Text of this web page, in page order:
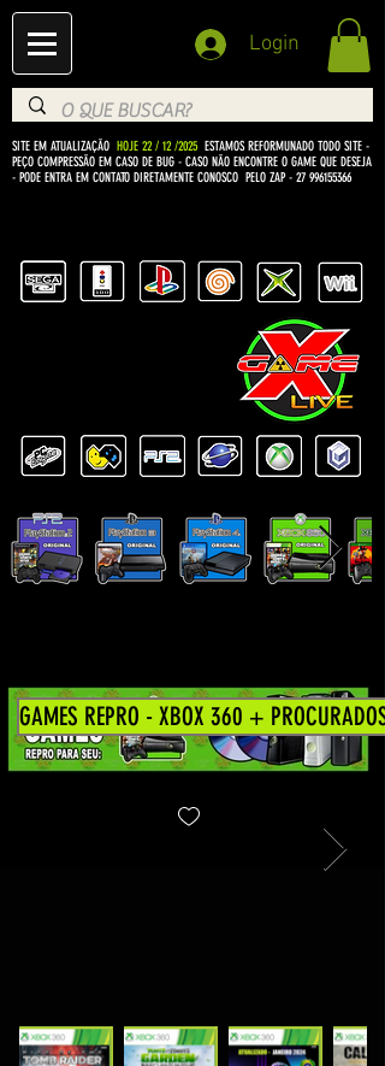
Login
SITE EM ATUALIZAÇÃO HOJE 22 / 12 /2025 ESTAMOS REFORMUNADO TODO SITE -
PEÇO COMPRESSÃO EM CASO DE BUG - CASO NÃO ENCONTRE O GAME QUE DESEJA
- PODE ENTRA EM CONTATO DIRETAMENTE CONOSCO PELO ZAP - 27 996155366
GAMES REPRO - XBOX 360 + PROCURADOS